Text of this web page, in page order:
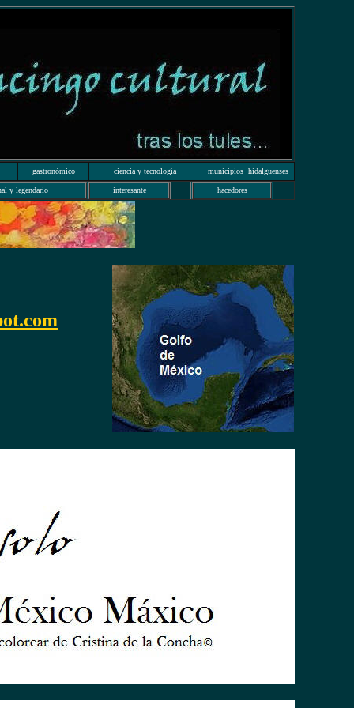
gastronómico ciencia y tecnología municipios hidalguenses
y legendario interesante hacedores